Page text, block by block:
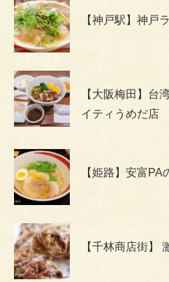
【神戸駅】神戸
【大阪梅田】台
イティうめだ店
【姫路】安富PA
【千林商店街】